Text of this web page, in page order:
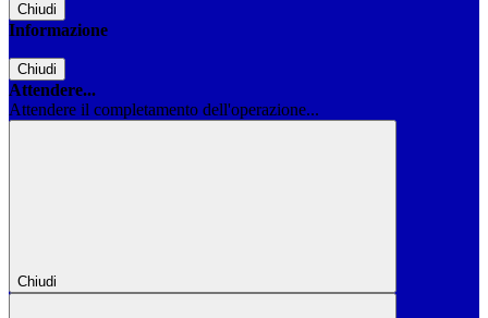
Chiudi
Informazione
Chiudi
Attendere...
Attendere il completamento dell'operazione...
Chiudi